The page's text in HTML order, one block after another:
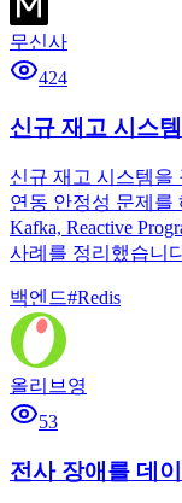
무신사
424
신규 재고 시스
신규 재고 시스템을
연동 안정성 문제를
Kafka, Reactive
사례를 정리했습니
백엔드#Redis
올리브영
53
전사 장애를 데